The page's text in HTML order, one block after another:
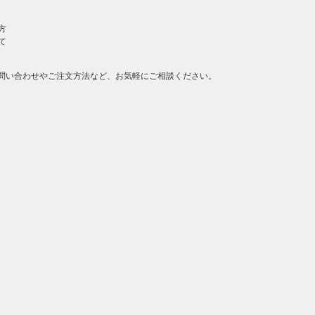
い合わせやご注文方法など、お気軽にご相談ください。